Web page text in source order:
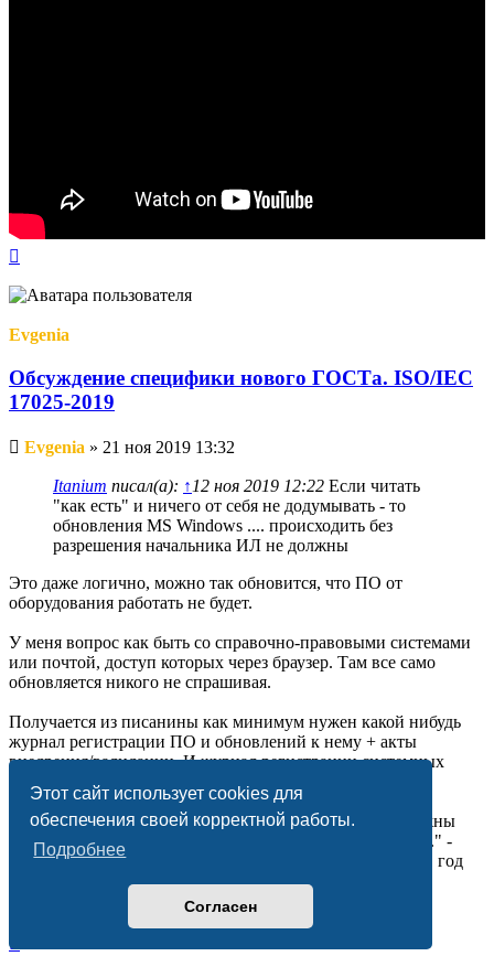
Этот сайт использует cookies для
обеспечения своей корректной работы.
Подробнее
Согласен
началу
Evgenia
Обсуждение специфики нового ГОСТа. ISO/IEC
17025-2019
Непрочитанное
Evgenia » 21 ноя 2019 13:32
Itanium писал(а): ↑12 ноя 2019 12:22 Если читать
"как есть" и ничего от себя не додумывать - то
обновления MS Windows .... происходить без
разрешения начальника ИЛ не должны
Это даже логично, можно так обновится, что ПО от
оборудования работать не будет.
У меня вопрос как быть со справочно-правовыми системами
или почтой, доступ которых через браузер. Там все само
обновляется никого не спрашивая.
Получается из писанины как минимум нужен какой нибудь
журнал регистрации ПО и обновлений к нему + акты
внедрения/валидации. И журнал регистрации системных
сбоев.
Как закрыть п. 7.11.6 "Расчеты и передачи данных должны
подвергаться надлежащим систематическим проверкам." -
Можно ли это делать в рамках внутреннего аудита раз в год
или заводить отдельный журнал. Или фиксировать
информацию о проверках в журнале где будем вести
регистрацию ПО и обновлений к нему???